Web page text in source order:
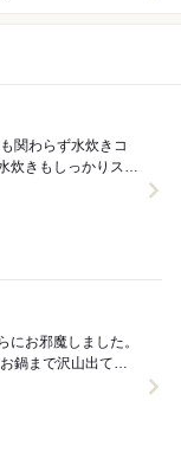
炊きもしっかりスー
お邪魔しました。